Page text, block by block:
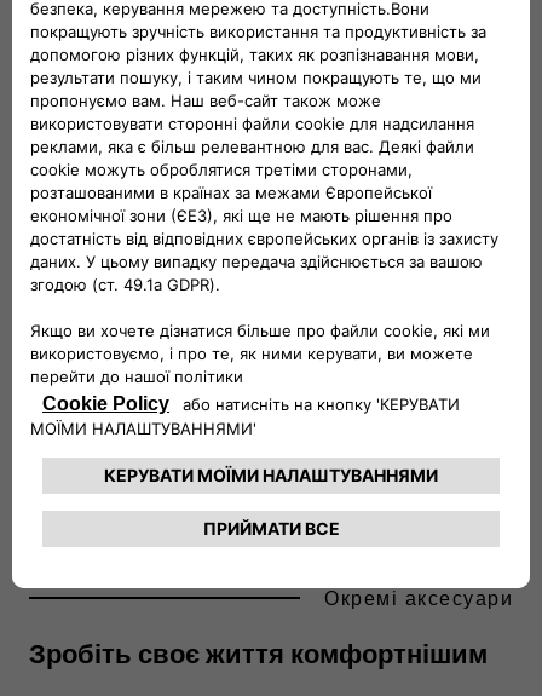
Пакет «City - місто»
Досліджуйте місто з оновленим виглядом пакета
«Місто» та дозвольте собі бути веденим музикою 5-
дюймового DAB-радіо з підключенням Bluetooth.
Сідайте за кермо та відчуйте суть свого міста
всередині Fiat Panda.
Окремі аксесуари
Зробіть своє життя комфортнішим